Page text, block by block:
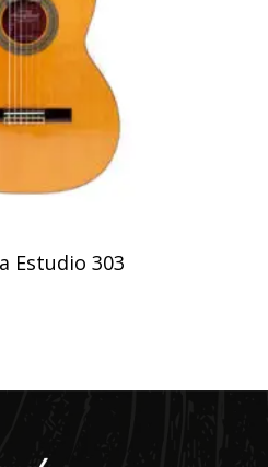
Estudio 303